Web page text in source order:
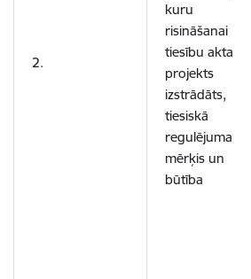
2.
kuru
risināšanai
tiesību akta
projekts
izstrādāts,
tiesiskā
regulējuma
mērķis un
būtība